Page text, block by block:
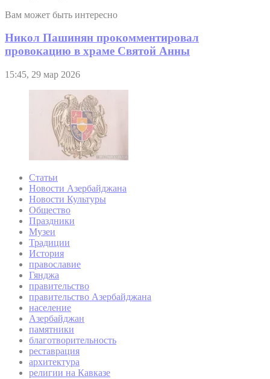
Вам может быть интересно
Никол Пашинян прокомментировал
провокацию в храме Святой Анны
15:45, 29 мар 2026
Статьи
Новости Азербайджана
Новости Культуры
Общество
Праздники
Музеи
Традиции
История
православие
Гянджа
правительство
правительство Азербайджана
население
Азербайджан
памятники
благотворительность
реставрация
архитектура
религии на Кавказе